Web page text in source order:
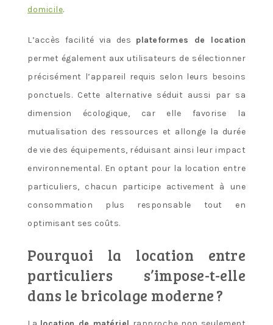
domicile.
L’accès facilité via des plateformes de location
permet également aux utilisateurs de sélectionner
précisément l’appareil requis selon leurs besoins
ponctuels. Cette alternative séduit aussi par sa
dimension écologique, car elle favorise la
mutualisation des ressources et allonge la durée
de vie des équipements, réduisant ainsi leur impact
environnemental. En optant pour la location entre
particuliers, chacun participe activement à une
consommation plus responsable tout en
optimisant ses coûts.
Pourquoi la location entre
particuliers s’impose-t-elle
dans le bricolage moderne ?